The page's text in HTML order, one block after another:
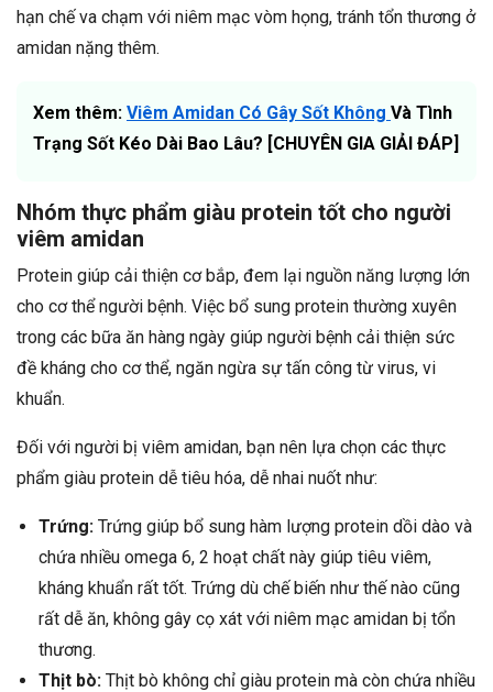
hạn chế va chạm với niêm mạc vòm họng, tránh tổn thương ở
amidan nặng thêm.
Xem thêm: Viêm Amidan Có Gây Sốt Không Và Tình
Trạng Sốt Kéo Dài Bao Lâu? [CHUYÊN GIA GIẢI ĐÁP]
Nhóm thực phẩm giàu protein tốt cho người
viêm amidan
Protein giúp cải thiện cơ bắp, đem lại nguồn năng lượng lớn
cho cơ thể người bệnh. Việc bổ sung protein thường xuyên
trong các bữa ăn hàng ngày giúp người bệnh cải thiện sức
đề kháng cho cơ thể, ngăn ngừa sự tấn công từ virus, vi
khuẩn.
Đối với người bị viêm amidan, bạn nên lựa chọn các thực
phẩm giàu protein dễ tiêu hóa, dễ nhai nuốt như:
Trứng: Trứng giúp bổ sung hàm lượng protein dồi dào và
chứa nhiều omega 6, 2 hoạt chất này giúp tiêu viêm,
kháng khuẩn rất tốt. Trứng dù chế biến như thế nào cũng
rất dễ ăn, không gây cọ xát với niêm mạc amidan bị tổn
thương.
Thịt bò: Thịt bò không chỉ giàu protein mà còn chứa nhiều